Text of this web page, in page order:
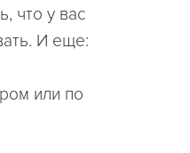
что у вас
И еще:
или по